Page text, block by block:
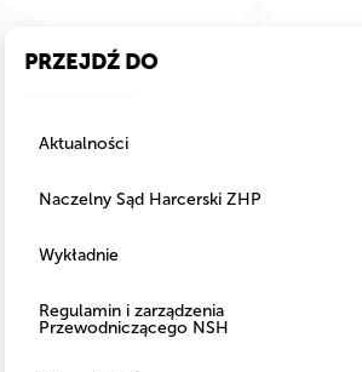
PRZEJDŹ DO
Aktualności
Naczelny Sąd Harcerski ZHP
Wykładnie
Regulamin i zarządzenia
Przewodniczącego NSH